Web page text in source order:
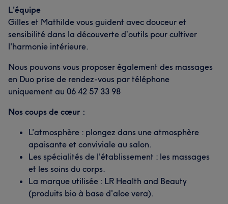
L'équipe
Gilles et Mathilde vous guident avec douceur et
sensibilité dans la découverte d’outils pour cultiver
l'harmonie intérieure.
Nous pouvons vous proposer également des massages
en Duo prise de rendez-vous par téléphone
uniquement au 06 42 57 33 98
Nos coups de cœur :
L'atmosphère : plongez dans une atmosphère
apaisante et conviviale au salon.
Les spécialités de l'établissement : les massages
et les soins du corps.
La marque utilisée : LR Health and Beauty
(produits bio à base d'aloe vera).